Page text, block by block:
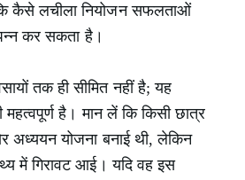
कैसे लचीला नियोजन सफलताओं
कर सकता है।
तक ही सीमित नहीं है; यह
महत्वपूर्ण है। मान लें कि किसी छात्र
अध्ययन योजना बनाई थी, लेकिन
में गिरावट आई। यदि वह इस